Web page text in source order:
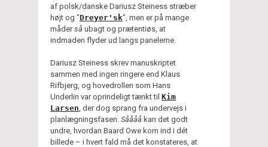
af polsk/danske Dariusz Steiness stræber
højt og "Dreyer'sk", men er på mange
måderså ubagt og prætentiøs, at
indmaden flyder ud langs panelerne.
Dariusz Steiness skrev manuskriptet
sammen med ingen ringere end Klaus
Rifbjerg, og hovedrollen som Hans
Underlin var oprindeligt tænkt til Kim
Larsen , der dog sprang fra undervejs i
planlægningsfasen. Såååå kan det godt
undre, hvordan Baard Owe kom ind i dét
billede – i hvert fald må det konstateres, at